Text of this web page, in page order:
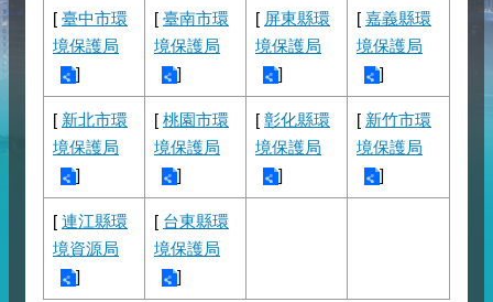
[ 臺中市環
境保護局
]
[ 臺南市環
境保護局
]
[ 屏東縣環
境保護局
]
[ 嘉義縣環
境保護局
]
[ 新北市環
境保護局
]
[ 桃園市環
境保護局
]
[ 彰化縣環
境保護局
]
[ 新竹市環
境保護局
]
[ 連江縣環
境資源局
]
[ 台東縣環
境保護局
]